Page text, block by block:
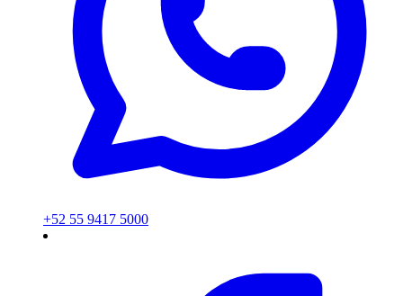
+52 55 9417 5000